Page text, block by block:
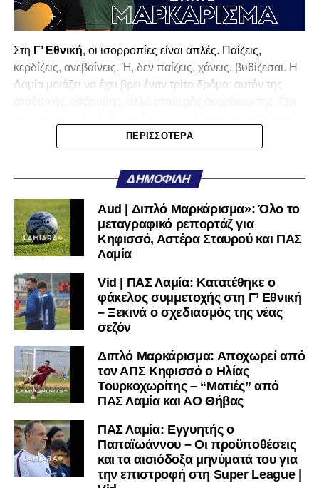
Στη Γ’ Εθνική, οι ισορροπίες είναι απλές. Παίζεις,
κερδίζεις, ανεβαίνεις. Ή, δεν παίζεις, χάνεις, βυθίζεσαι. Η
Λαμία μοιάζει να έχει βρει έναν τρίτο δρόμο: αυτόν της
της κατηγορίας. Της συρρίκνωσης της ίδιας της
Γράφει ο Νίκος Μώκος
Για μια ομάδα που πέρασε μια σχεδόν δεκαετία στα
σαλόνια της
Super League 1, που έφτιαξε όνομα και
αναγνωρισιμότητα, δεν μπορεί η κουβέντα της πόλης να
στο μάτι».Αυτά είναι πολυτέλειες των μικρών.Όχι των
ομάδων που ζητούν να παραμείνουν μεγάλες, έστω
και μέσα σε μια μικρή κατηγορία.
Η Λαμία, αντί να λειτουργεί ως το κεντρικό σημείο
αναφοράς του ποδοσφαιρικού χάρτη στονΝομός
Φθιώτιδας, επιτρέπει το αντίθετο: Να συζητείται ότι άλλοι
έχουν μεγαλύτερη επιρροή. Ακόμη κι εντός των τειχών.
Δεν έχει σημασία αν ισχύει σημασία έχει ότι
κυκλοφορεί. Και μόνο που κυκλοφορεί, μικραίνει την
ομάδα.
Η δυναμική που χτίστηκε με κόπο, με χρήματα, με
ΠΕΡΙΣΣΌΤΕΡΑ
ΔΗΜΟΦΙΛΉ
Aud | Διπλό Μαρκάρισμα»: Όλο το
μεταγραφικό ρεπορτάζ για
Κηφισσό, Αστέρα Σταυρού και ΠΑΣ
Λαμία
Vid | ΠΑΣ Λαμία: Κατατέθηκε ο
φάκελος συμμετοχής στη Γ’ Εθνική
– Ξεκινά ο σχεδιασμός της νέας
σεζόν
Διπλό Μαρκάρισμα: Αποχωρεί από
τον ΑΠΣ Κηφισσό ο Ηλίας
Τουρκοχωρίτης – “Ματιές” από
ΠΑΣ Λαμία και ΑΟ Θήβας
ΠΑΣ Λαμία: Εγγυητής ο
Παπαϊωάννου – Οι προϋποθέσεις
και τα αισιόδοξα μηνύματά του για
την επιστροφή στη Super League |